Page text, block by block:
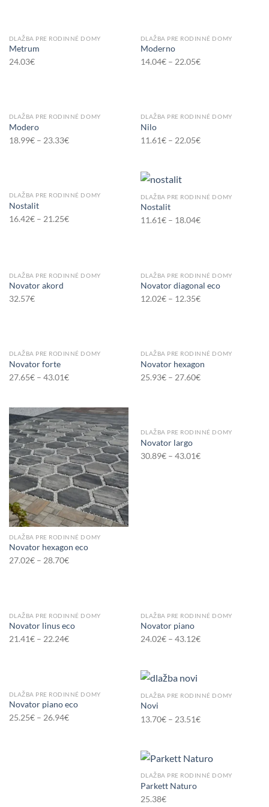
DLAŽBA PRE RODINNÉ DOMY
Metrum
24.03€
DLAŽBA PRE RODINNÉ DOMY
Moderno
14.04€– 22.05€
DLAŽBA PRE RODINNÉ DOMY
Modero
18.99€– 23.33€
DLAŽBA PRE RODINNÉ DOMY
Nilo
11.61€– 22.05€
DLAŽBA PRE RODINNÉ DOMY
Nostalit
16.42€– 21.25€
DLAŽBA PRE RODINNÉ DOMY
Nostalit
11.61€– 18.04€
DLAŽBA PRE RODINNÉ DOMY
Novator akord
32.57€
DLAŽBA PRE RODINNÉ DOMY
Novator diagonal eco
12.02€– 12.35€
DLAŽBA PRE RODINNÉ DOMY
Novator forte
27.65€– 43.01€
DLAŽBA PRE RODINNÉ DOMY
Novator hexagon
25.93€– 27.60€
DLAŽBA PRE RODINNÉ DOMY
Novator hexagon eco
27.02€– 28.70€
DLAŽBA PRE RODINNÉ DOMY
Novator largo
30.89€– 43.01€
DLAŽBA PRE RODINNÉ DOMY
Novator linus eco
21.41€– 22.24€
DLAŽBA PRE RODINNÉ DOMY
Novator piano
24.02€– 43.12€
DLAŽBA PRE RODINNÉ DOMY
Novator piano eco
25.25€– 26.94€
DLAŽBA PRE RODINNÉ DOMY
Novi
13.70€– 23.51€
DLAŽBA PRE RODINNÉ DOMY
Parkett Naturo
25.38€